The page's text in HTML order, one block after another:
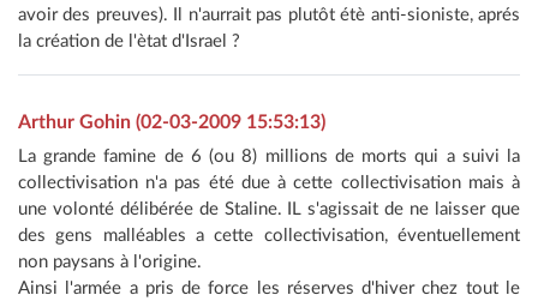
avoir des preuves). Il n'aurrait pas plutôt étè anti-sioniste, aprés
la création de l'ètat d'Israel ?
Arthur Gohin (02-03-2009 15:53:13)
La grande famine de 6 (ou 8) millions de morts qui a suivi la
collectivisation n'a pas été due à cette collectivisation mais à
une volonté délibérée de Staline. IL s'agissait de ne laisser que
des gens malléables a cette collectivisation, éventuellement
non paysans à l'origine.
Ainsi l'armée a pris de force les réserves d'hiver chez tout le